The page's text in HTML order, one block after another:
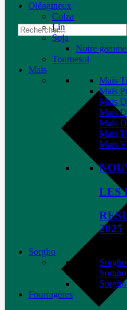
Oléagineux
Colza
Lin
Soja
Notre
Tournesol
Maïs
Maïs
Maïs
Maïs
Maïs
Maïs
Maïs
Maïs
LES
2025
Sorgho
Fourragères